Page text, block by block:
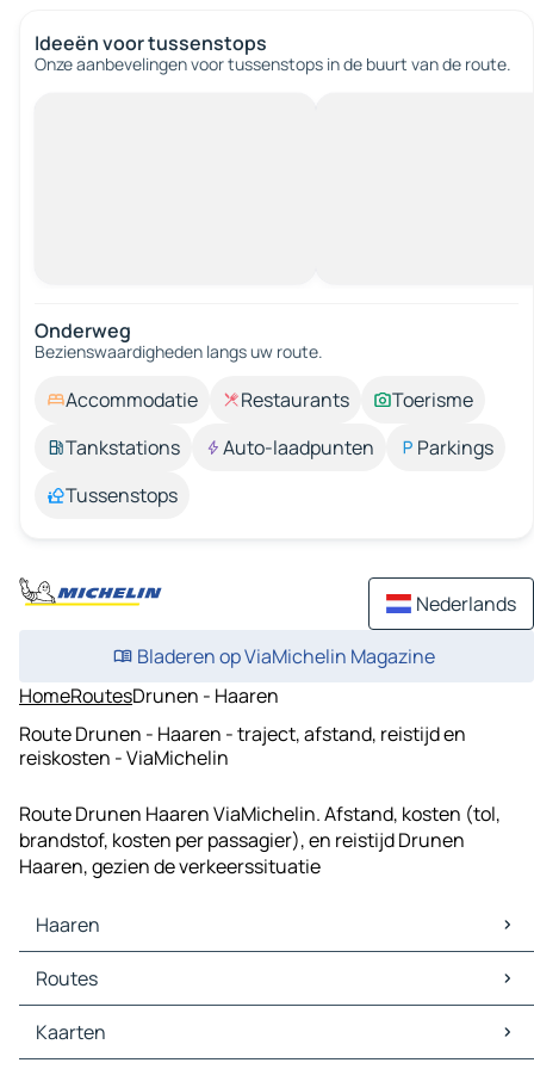
Ideeën voor tussenstops
Onze aanbevelingen voor tussenstops in de buurt van de route.
Onderweg
Bezienswaardigheden langs uw route.
Accommodatie Restaurants
Toerisme
Tankstations
Auto-laadpunten
Parkings
Tussenstops
Nederlands
Bladeren op ViaMichelin Magazine
HomeRoutesDrunen - Haaren
Route Drunen - Haaren - traject, afstand, reistijd en
reiskosten - ViaMichelin
Route Drunen Haaren ViaMichelin. Afstand, kosten (tol,
brandstof, kosten per passagier), en reistijd Drunen
Haaren, gezien de verkeerssituatie
Haaren
Haaren Kaarten
Haaren Verkeer
Haaren Hotels
Haaren Restaurants
Routes
Routes Haaren - Tilburg
Routes Haaren - Den Bosch
Kaarten